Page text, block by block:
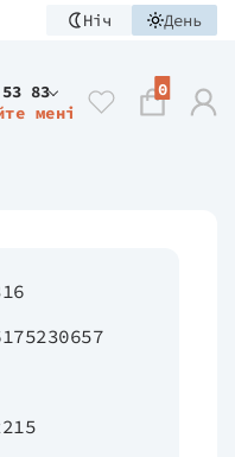
Ніч День
83
мені
0